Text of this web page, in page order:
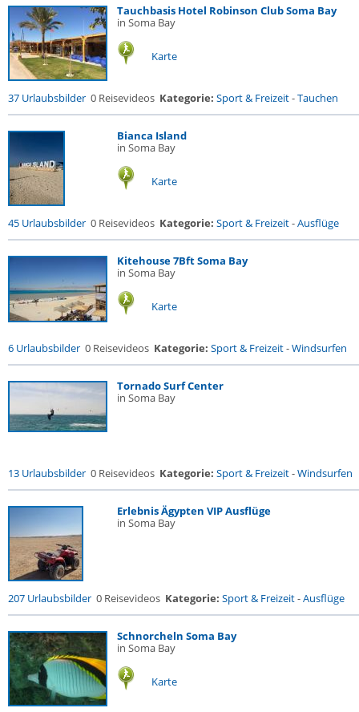
Tauchbasis Hotel Robinson Club Soma Bay
in Soma Bay
Karte
37 Urlaubsbilder 0 Reisevideos Kategorie: Sport & Freizeit-Tauchen
Bianca Island
in Soma Bay
Karte
45 Urlaubsbilder 0 Reisevideos Kategorie: Sport & Freizeit-Ausflüge
Kitehouse 7Bft Soma Bay
in Soma Bay
Karte
6 Urlaubsbilder 0 Reisevideos Kategorie: Sport & Freizeit-Windsurfen
Tornado Surf Center
in Soma Bay
13 Urlaubsbilder 0 Reisevideos Kategorie: Sport & Freizeit-Windsurfen
Erlebnis Ägypten VIP Ausflüge
in Soma Bay
207 Urlaubsbilder 0 Reisevideos Kategorie: Sport & Freizeit-Ausflüge
Schnorcheln Soma Bay
in Soma Bay
Karte